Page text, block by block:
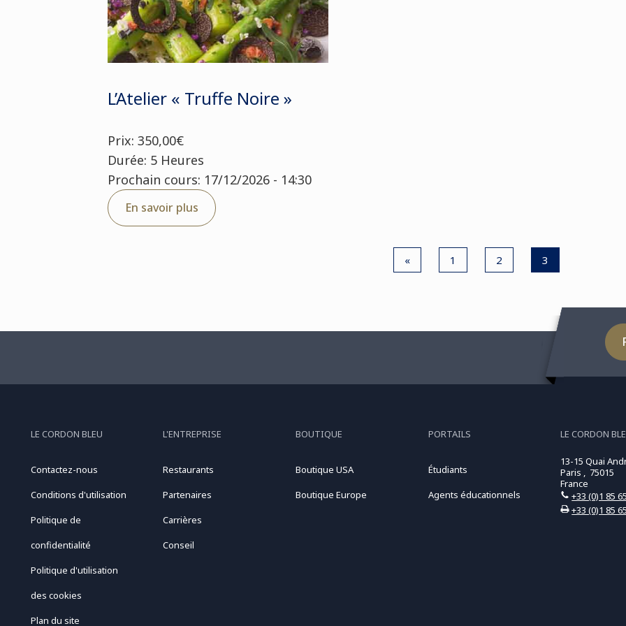
L’Atelier « Truffe Noire »
Prix: 350,00€
Durée: 5 Heures
Prochain cours: 17/12/2026 - 14:30
En savoir plus
« 1 2 3
LE CORDON BLEU
Contactez-nous
Conditions d'utilisation
Politique de
confidentialité
Politique d'utilisation
des cookies
Plan du site
L'ENTREPRISE
Restaurants
Partenaires
Carrières
Conseil
BOUTIQUE
Boutique USA
Boutique Europe
PORTAILS
Étudiants
Agents éducationnels
LE CORDON
13-15 Quai
Paris , 75015
France
+33 (0)1 85
+33 (0)1 85